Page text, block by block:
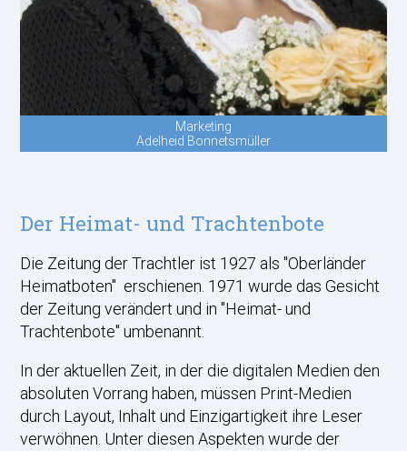
Marketing
Adelheid Bonnetsmüller
Der Heimat- und Trachtenbote
Die Zeitung der Trachtler ist 1927 als "Oberländer
Heimatboten" erschienen. 1971 wurde das Gesicht
der Zeitung verändert und in "Heimat- und
Trachtenbote" umbenannt.
In der aktuellen Zeit, in der die digitalen Medien den
absoluten Vorrang haben, müssen Print-Medien
durch Layout, Inhalt und Einzigartigkeit ihre Leser
verwöhnen. Unter diesen Aspekten wurde der